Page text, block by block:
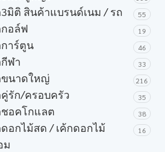
3มิติ สินค้าแบรนด์เนม / รถ 55
กอล์ฟ 19
การ์ตูน 46
ฬา 33
ขนาดใหญ่ 216
คู่รัก/ครอบครัว 35
ชอคโกแลต 38
ดอกไม้สด / เค้กดอกไม้
ม
16